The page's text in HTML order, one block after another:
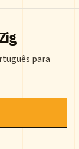
para